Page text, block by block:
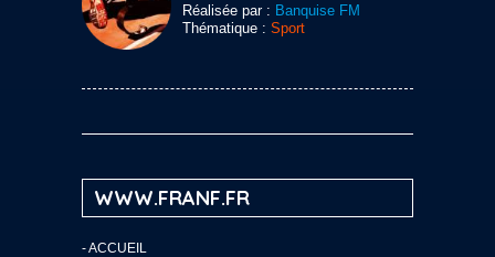
Réalisée par : Banquise FM
Thématique : Sport
WWW.FRANF.FR
-ACCUEIL